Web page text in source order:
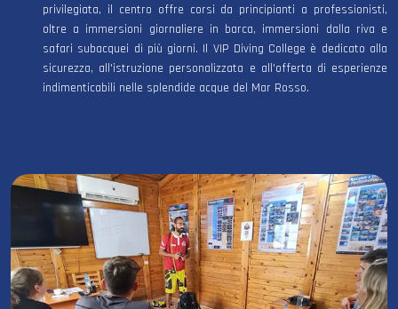
privilegiata, il centro offre corsi da principianti a professionisti,
oltre a immersioni giornaliere in barca, immersioni dalla riva e
safari subacquei di più giorni. Il VIP Diving College è dedicato alla
sicurezza, all'istruzione personalizzata e all'offerta di esperienze
indimenticabili nelle splendide acque del Mar Rosso.